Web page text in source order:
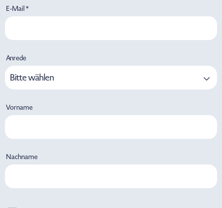
E-Mail *
Anrede
Bitte wählen
Vorname
Nachname